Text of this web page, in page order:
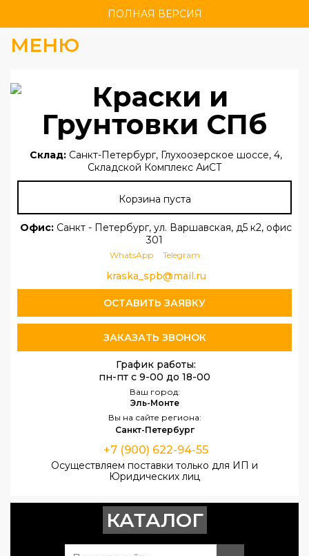
ПОЛНАЯ ВЕРСИЯ
МЕНЮ
Склад: Санкт-Петербург, Глухоозерское шоссе, 4,
Складской Комплекс АиСТ
Корзина пуста
Офис: Санкт - Петербург, ул. Варшавская, д5 к2, офис
301
WhatsApp Telegram
kraska_spb@mail.ru
ОСТАВИТЬ ЗАЯВКУ
ЗАКАЗАТЬ ЗВОНОК
График работы:
пн-пт с 9-00 до 18-00
Ваш город:
Эль-Монте
Вы на сайте региона:
Санкт-Петербург
+7 (900) 622-94-55
Осуществляем поставки только для ИП и
Юридических лиц
КАТАЛОГ